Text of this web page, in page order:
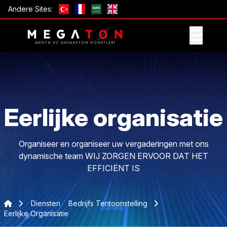
Andere Sites:
Eerlijke organisatie
Organiseer en organiseer uw vergaderingen met ons
dynamische team WIJ ZORGEN ERVOOR DAT HET
EFFICIËNT IS
Diensten
Bedrijfs Tentoonstelling
Eerlijke Organisatie